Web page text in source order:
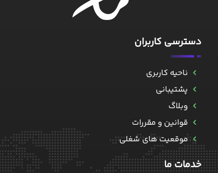
دسترسی کاربران
ناحیه کاربری
پشتیبانی
وبلاگ
قوانین و مقررات
موقعیت های شغلی
خدمات ما